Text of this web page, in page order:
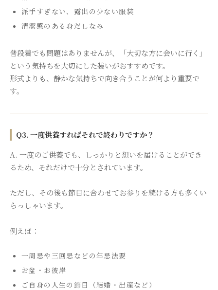
派手すぎない、露出の少ない服装
清潔感のある身だしなみ
普段着でも問題はありませんが、「大切な方に会いに行く」
という気持ちを大切にした装いがおすすめです。
形式よりも、静かな気持ちで向き合うことが何より重要で
す。
Q3. 一度供養すればそれで終わりですか？
A. 一度のご供養でも、しっかりと想いを届けることができ
るため、それだけで十分とされています。
ただし、その後も節目に合わせてお参りを続ける方も多くい
らっしゃいます。
例えば：
一周忌や三回忌などの年忌法要
お盆・お彼岸
ご自身の人生の節目（結婚・出産など）